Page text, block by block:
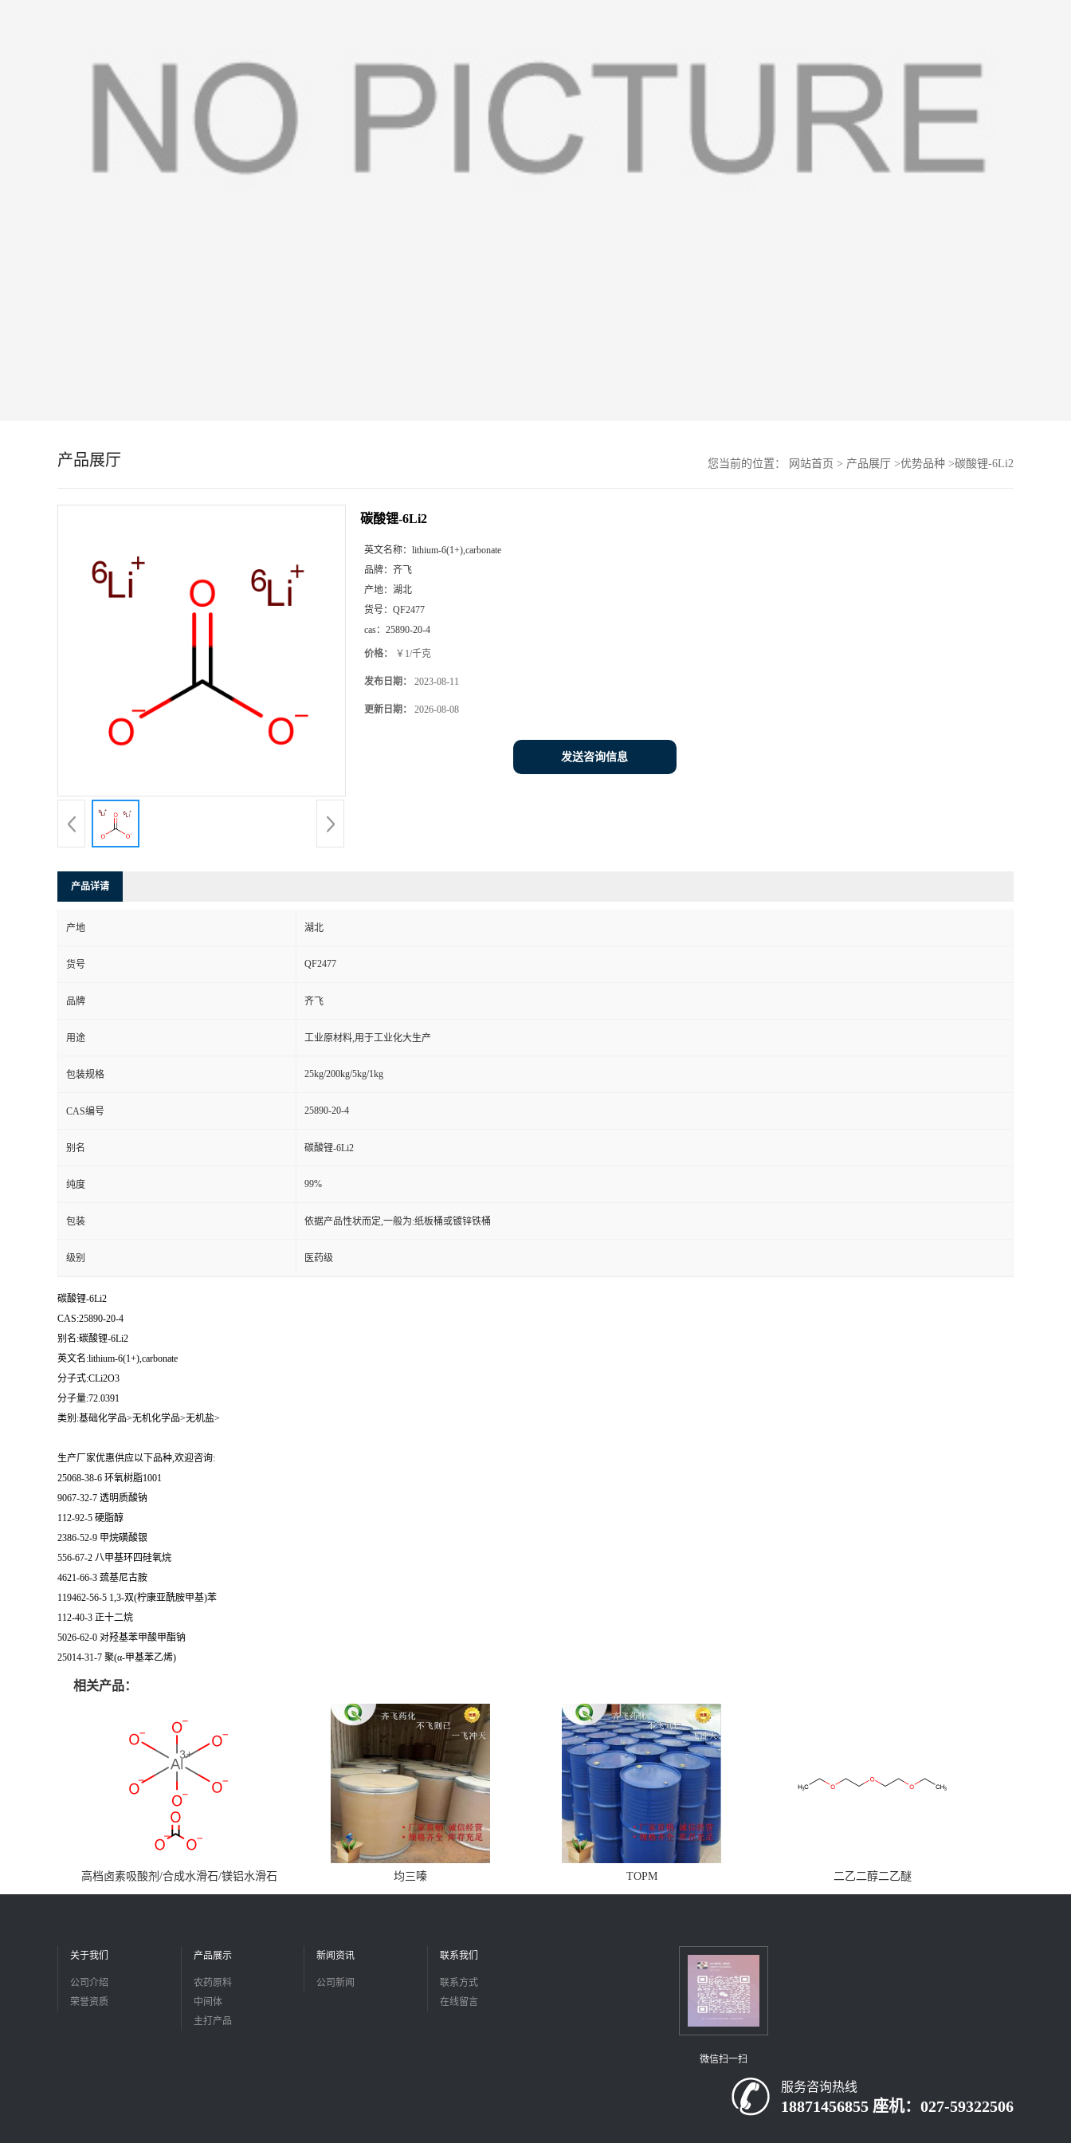
产品展厅 您当前的位置： 网站首页 > 产品展厅 >优势品种 >碳酸锂-6Li2
碳酸锂-6Li2
英文名称： lithium-6(1+),carbonate
品牌： 齐飞
产地： 湖北
货号： QF2477
cas： 25890-20-4
价格： ￥1/千克
发布日期： 2023-08-11
更新日期： 2026-08-08
发送咨询信息
产品详请
产地 湖北
货号 QF2477
品牌 齐飞
用途 工业原材料,用于工业化大生产
包装规格 25kg/200kg/5kg/1kg
CAS编号 25890-20-4
别名 碳酸锂-6Li2
纯度 99%
包装 依据产品性状而定,一般为:纸板桶或镀锌铁桶
级别 医药级
碳酸锂-6Li2
CAS:25890-20-4
别名:碳酸锂-6Li2
英文名:lithium-6(1+),carbonate
分子式:CLi2O3
分子量:72.0391
类别:基础化学品>无机化学品>无机盐>
生产厂家优惠供应以下品种,欢迎咨询:
25068-38-6 环氧树脂1001
9067-32-7 透明质酸钠
112-92-5 硬脂醇
2386-52-9 甲烷磺酸银
556-67-2 八甲基环四硅氧烷
4621-66-3 巯基尼古胺
119462-56-5 1,3-双(柠康亚酰胺甲基)苯
112-40-3 正十二烷
5026-62-0 对羟基苯甲酸甲酯钠
25014-31-7 聚(α-甲基苯乙烯)
相关产品：
高档卤素吸酸剂/合成水滑石/镁铝水滑石 均三嗪 TOPM 二乙二醇二乙醚
关于我们
公司介绍
荣誉资质
产品展示
农药原料
中间体
主打产品
新闻资讯
公司新闻
联系我们
联系方式
在线留言
微信扫一扫
服务咨询热线
18871456855 座机：027-59322506